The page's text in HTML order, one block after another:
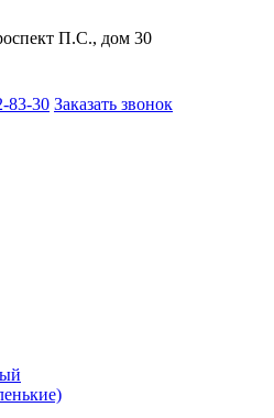
П.C., дом 30
83-30 Заказать звонок